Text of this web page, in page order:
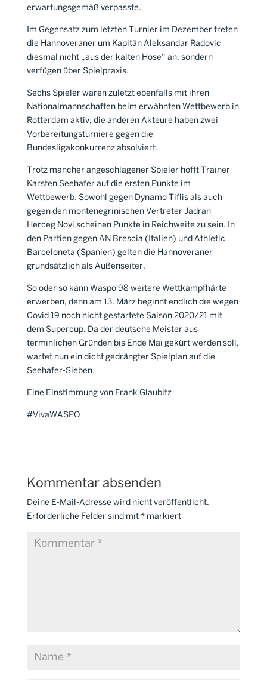
erwartungsgemäß verpasste.
Im Gegensatz zum letzten Turnier im Dezember treten
die Hannoveraner um Kapitän Aleksandar Radovic
diesmal nicht „aus der kalten Hose“ an, sondern
verfügen über Spielpraxis.
Sechs Spieler waren zuletzt ebenfalls mit ihren
Nationalmannschaften beim erwähnten Wettbewerb in
Rotterdam aktiv, die anderen Akteure haben zwei
Vorbereitungsturniere gegen die
Bundesligakonkurrenz absolviert.
Trotz mancher angeschlagener Spieler hofft Trainer
Karsten Seehafer auf die ersten Punkte im
Wettbewerb. Sowohl gegen Dynamo Tiflis als auch
gegen den montenegrinischen Vertreter Jadran
Herceg Novi scheinen Punkte in Reichweite zu sein. In
den Partien gegen AN Brescia (Italien) und Athletic
Barceloneta (Spanien) gelten die Hannoveraner
grundsätzlich als Außenseiter.
So oder so kann Waspo 98 weitere Wettkampfhärte
erwerben, denn am 13. März beginnt endlich die wegen
Covid 19 noch nicht gestartete Saison 2020/21 mit
dem Supercup. Da der deutsche Meister aus
terminlichen Gründen bis Ende Mai gekürt werden soll,
wartet nun ein dicht gedrängter Spielplan auf die
Seehafer-Sieben.
Eine Einstimmung von Frank Glaubitz​
#VivaWASPO
Kommentar absenden
Deine E-Mail-Adresse wird nicht veröffentlicht.
Erforderliche Felder sind mit *markiert